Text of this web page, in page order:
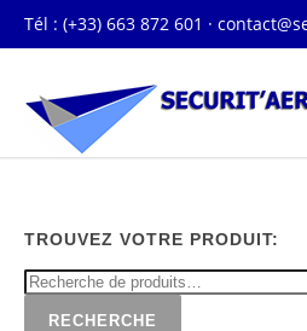
Tél : (+33) 663 872 601 ·
TROUVEZ VOTRE PRODUIT:
RECHERCHE